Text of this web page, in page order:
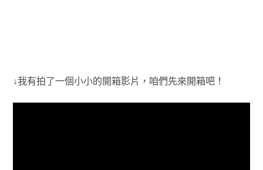
↓我有拍了一個小小的開箱影片，咱們先來開箱吧！